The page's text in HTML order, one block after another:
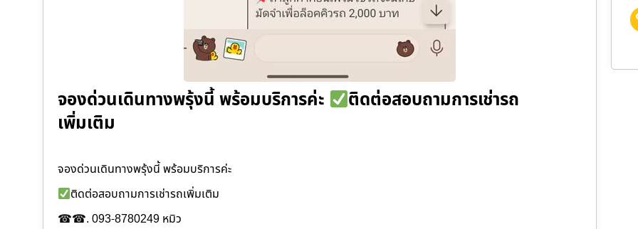
จองด่วนเดินทางพรุ้งนี้ พร้อมบริการค่ะ
ติดต่อสอบถามการเช่ารถ
เพิ่มเติม
จองด่วนเดินทางพรุ้งนี้ พร้อมบริการค่ะ
ติดต่อสอบถามการเช่ารถเพิ่มเติม
☎☎. 093-8780249 หมิว